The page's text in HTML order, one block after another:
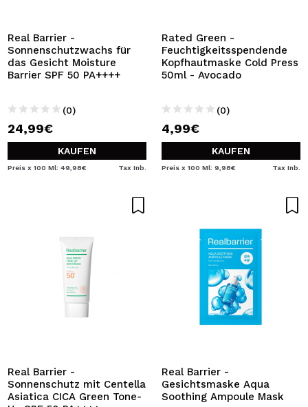
Durch die Erstellung eines Kontos bei Maquillalia.de
können Sie Ihre Einkäufe schnell tätigen, den Status Ihrer
Bestellungen überprüfen und Ihre bisherigen Vorgänge
BENUTZERKONTO ERSTELLEN
Real Barrier -
Sonnenschutzwachs für
das Gesicht Moisture
Barrier SPF 50 PA++++
(0)
24,99€
KAUFEN
Preis x 100 Ml: 49,98€ Tax Inb.
Rated Green -
Feuchtigkeitsspendende
Kopfhautmaske Cold Press
50ml - Avocado
(0)
4,99€
KAUFEN
Preis x 100 Ml: 9,98€ Tax Inb.
Real Barrier -
Sonnenschutz mit Centella
Asiatica CICA Green Tone-
Real Barrier -
Gesichtsmaske Aqua
Soothing Ampoule Mask